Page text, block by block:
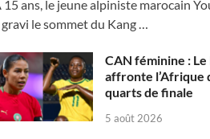
15 ans, le jeune alpiniste marocain
gravi le sommet du Kang …
CAN féminine :
affronte l’Afrique
quarts de finale
5 août 2026